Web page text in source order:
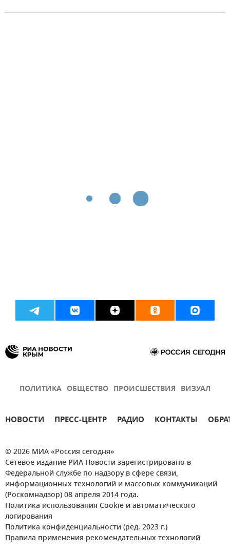
ПОЛИТИКА ОБЩЕСТВО ПРОИСШЕСТВИЯ ВИЗУАЛ
НОВОСТИ ПРЕСС-ЦЕНТР РАДИО КОНТАКТЫ
© 2026 МИА «Россия сегодня»
Сетевое издание РИА Новости зарегистрировано в
Федеральной службе по надзору в сфере связи,
информационных технологий и массовых коммуникаций
(Роскомнадзор) 08 апреля 2014 года.
Политика использования Cookie и автоматического
логирования
Политика конфиденциальности (ред. 2023 г.)
Правила применения рекомендательных технологий